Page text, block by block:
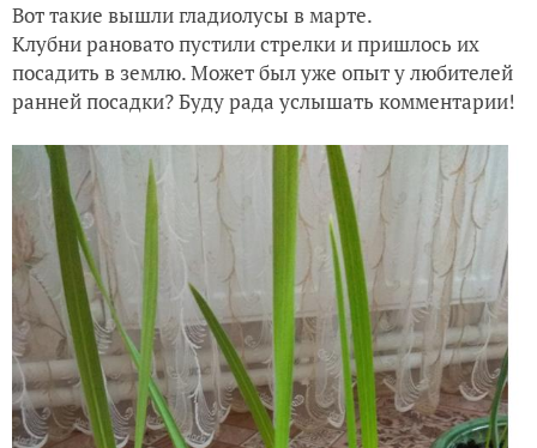
Вот такие вышли гладиолусы в марте.
Клубни рановато пустили стрелки и пришлось их
посадить в землю. Может был уже опыт у любителей
ранней посадки? Буду рада услышать комментарии!